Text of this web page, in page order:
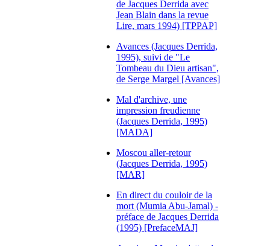
de Jacques Derrida avec
Jean Blain dans la revue
Lire, mars 1994) [TPPAP]
Avances (Jacques Derrida,
1995), suivi de "Le
Tombeau du Dieu artisan",
de Serge Margel [Avances]
Mal d'archive, une
impression freudienne
(Jacques Derrida, 1995)
[MADA]
Moscou aller-retour
(Jacques Derrida, 1995)
[MAR]
En direct du couloir de la
mort (Mumia Abu-Jamal) -
préface de Jacques Derrida
(1995) [PrefaceMAJ]